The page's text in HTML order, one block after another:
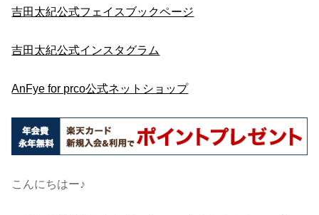
吉田太紀公式フェイスブックページ
吉田太紀公式インスタグラム
AnFye for prco公式ネットショップ
こんにちはー♪